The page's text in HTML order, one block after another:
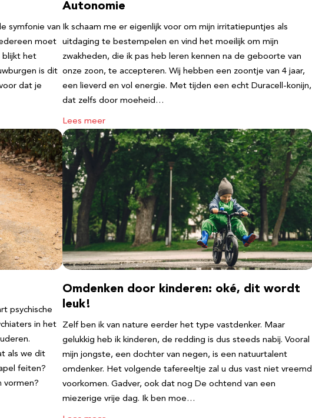
symfonie van
moet
blijkt het
is dit
dat je
Autonomie
Ik schaam me er eigenlijk voor om mijn irritatiepuntjes als
uitdaging te bestempelen en vind het moeilijk om mijn
zwakheden, die ik pas heb leren kennen na de geboorte van
onze zoon, te accepteren. Wij hebben een zoontje van 4 jaar,
een lieverd en vol energie. Met tijden een echt Duracell-konijn,
dat zelfs door moeheid…
Lees meer
psychische
in het
als we dit
feiten?
vormen?
Omdenken door kinderen: oké, dit wordt
leuk!
Zelf ben ik van nature eerder het type vastdenker. Maar
gelukkig heb ik kinderen, de redding is dus steeds nabij. Vooral
mijn jongste, een dochter van negen, is een natuurtalent
omdenker. Het volgende tafereeltje zal u dus vast niet vreemd
voorkomen. Gadver, ook dat nog De ochtend van een
miezerige vrije dag. Ik ben moe…